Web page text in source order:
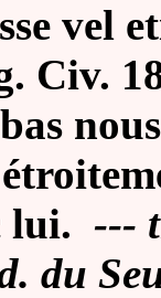
vel
Civ.
lui. ---
du